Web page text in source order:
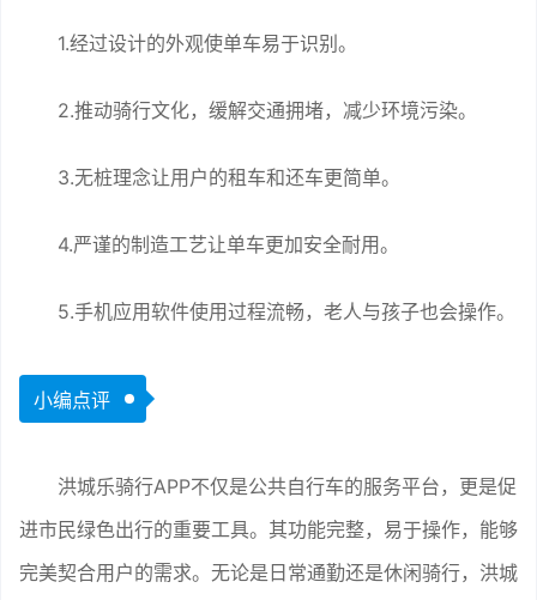
1.经过设计的外观使单车易于识别。
2.推动骑行文化，缓解交通拥堵，减少环境污染。
3.无桩理念让用户的租车和还车更简单。
4.严谨的制造工艺让单车更加安全耐用。
5.手机应用软件使用过程流畅，老人与孩子也会操作。
小编点评
洪城乐骑行APP不仅是公共自行车的服务平台，更是促
进市民绿色出行的重要工具。其功能完整，易于操作，能够
完美契合用户的需求。无论是日常通勤还是休闲骑行，洪城